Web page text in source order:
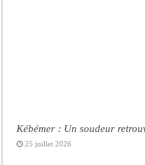
Kébémer : Un soudeur
25 juillet 2026